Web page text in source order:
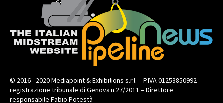
© 2016 - 2020 Mediapoint & Exhibitions s.r.l. – P.IVA 01253850992 –
registrazione tribunale di Genova n.27/2011 – Direttore
responsabile Fabio Potestà